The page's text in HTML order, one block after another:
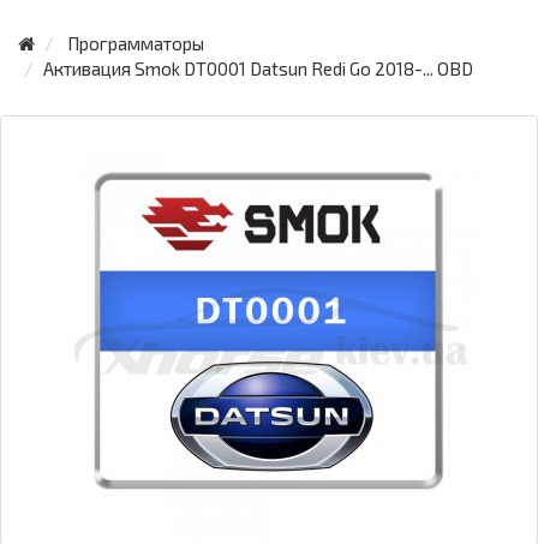
Программаторы
Активация Smok DT0001 Datsun Redi Go 2018-... OBD